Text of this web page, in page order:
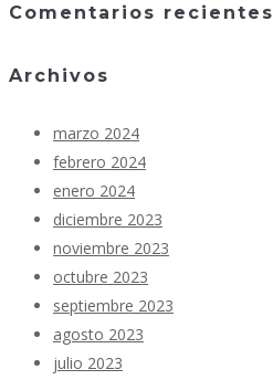
Comentarios recientes
Archivos
marzo 2024
febrero 2024
enero 2024
diciembre 2023
noviembre 2023
octubre 2023
septiembre 2023
agosto 2023
julio 2023